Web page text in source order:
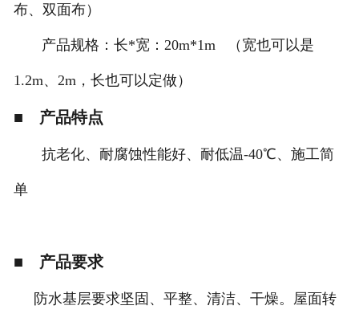
布、双面布）
产品规格：长*宽：20m*1m （宽也可以是
1.2m、2m，长也可以定做）
■ 产品特点
抗老化、耐腐蚀性能好、耐低温-40℃、施工简
单
■ 产品要求
防水基层要求坚固、平整、清洁、干燥。屋面转